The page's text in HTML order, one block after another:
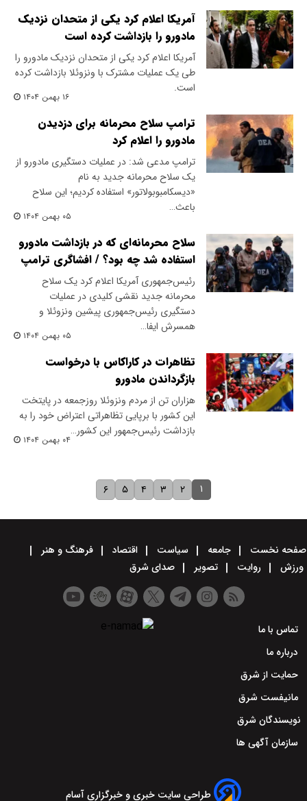
آمریکا اعلام کرد یکی از متحدان نزدیک
مادورو را بازداشت کرده است
آمریکا اعلام کرد یکی از متحدان نزدیک مادورو را
طی یک عملیات مشترک با ونزوئلا بازداشت کرده
است.
۱۶ بهمن ۱۴۰۴
ترامپ سلاح محرمانه برای دزدیدن
مادورو را اعلام کرد
ترامپ مدعی شد: در عملیات دستگیری مادورو از
یک سلاح محرمانه جدید به نام
«دیسکامبوبولاتور» استفاده کردیم؛ این سلاح
باعث…
۰۵ بهمن ۱۴۰۴
سلاح محرمانه‌ای که در بازداشت مادورو
استفاده شد چه بود؟ / افشاگری ترامپ
رئیس‌جمهوری آمریکا اعلام کرد یک سلاح
محرمانه جدید نقشی کلیدی در عملیات
دستگیری رئیس‌جمهوری پیشین ونزوئلا و
همسرش ایفا…
۰۵ بهمن ۱۴۰۴
تظاهرات در کاراکاس با درخواست
بازگرداندن مادورو
هزاران تن از مردم ونزوئلا روزجمعه در پایتخت
این کشور با برپایی تظاهراتی اعتراض خود را به
بازداشت رئیس‌جمهور این کشور…
۰۴ بهمن ۱۴۰۴
۱ ۲ ۳ ۴ ۵ ۶
صفحه نخست جامعه سیاست اقتصاد
فرهنگ و هنر
ورزش
روایت تصویر صدای شرق
تماس با ما
درباره ما
حمایت از شرق
مانیفست شرق
نویسندگان شرق
سازمان آگهی ها
طراحی سایت خبری و خبرگزاری آسام